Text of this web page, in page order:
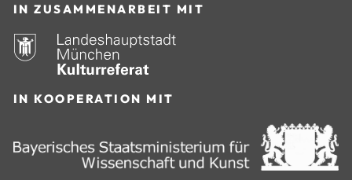
IN ZUSAMMENARBEIT MIT
IN KOOPERATION MIT